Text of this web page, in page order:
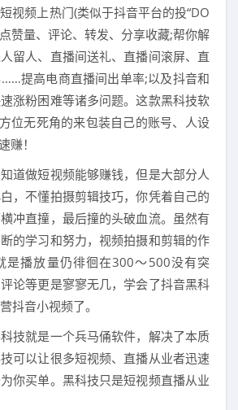
视频上热门(类似于抖音平台的投“DO
赞量、评论、转发、分享收藏;帮你解
留人、直播间送礼、直播间滚屏、直
提高电商直播间出单率;以及抖音和
涨粉困难等诸多问题。这款黑科技软
位无死角的来包装自己的账号、人设
赚！
道做短视频能够赚钱，但是大部分人
，不懂拍摄剪辑技巧，你凭着自己的
冲直撞，最后撞的头破血流。虽然有
的学习和努力，视频拍摄和剪辑的作
是播放量仍徘徊在300～500没有突
论等更是寥寥无几，学会了抖音黑科
抖音小视频了。
技就是一个兵马俑软件，解决了本质
可以让很多短视频、直播从业者迅速
你买单。黑科技只是短视频直播从业